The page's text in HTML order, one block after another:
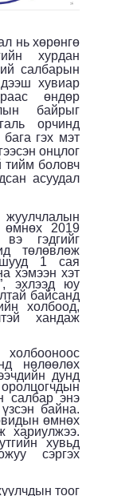
нь хөрөнгө
хурдан
салбарын
хувиар
өндөр
байрыг
орчинд
гэх мэт
онцлог
тийм боловч
асуудал
өмнөх 2019
гэдгийг
төлөвлөж
1 сая
хэмээн хэт
эхлээд юу
байсанд
холбоод,
хандаж
нөлөөлөх
дунд
салбар энэ
байна.
өмнөх
хариулжээ.
хувьд
сэргэх
тоог